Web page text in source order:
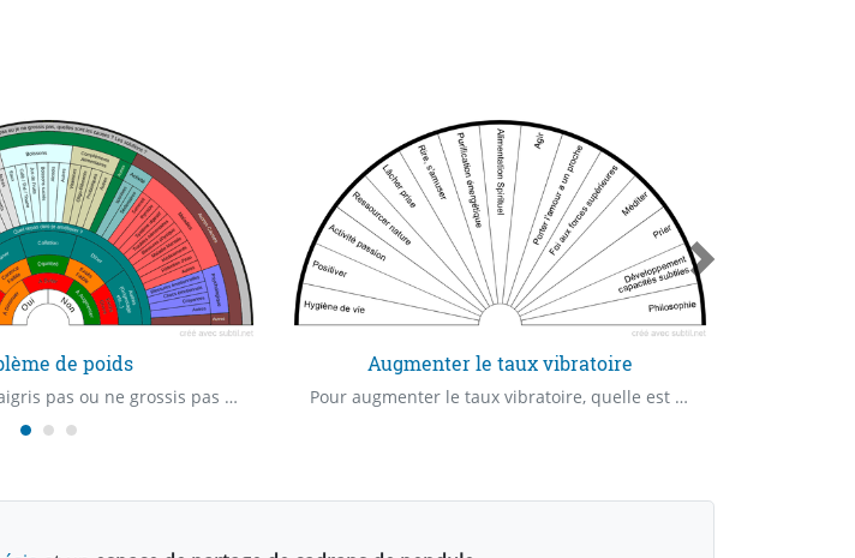
de poids
Pourquoi je ne Maigris pas ou ne grossis pas ? Trouver les causes de son surpoids ou de sa maigreur, les carences, les excès.
Augmenter le taux vibratoire
Pour augmenter le taux vibratoire, quelle est la priorité ?